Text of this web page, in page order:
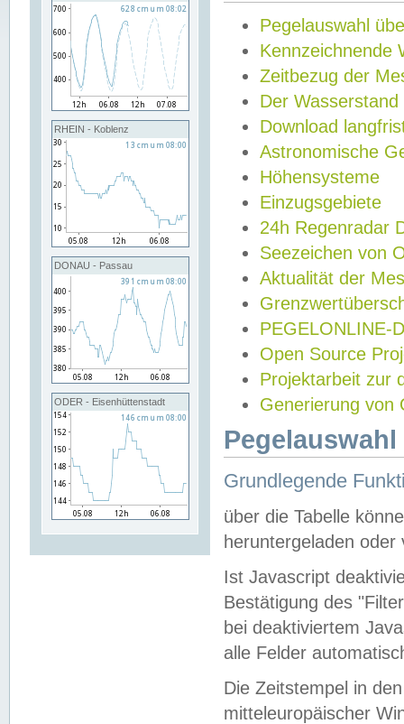
RHEIN - Koblenz
DONAU - Passau
ODER - Eisenhüttenstadt
Pegelauswahl
Kennzeichnende
Zeitbezug der
Der Wasserstand
Download
Astronomische
Höhensysteme
Einzugsgebiete
24h Regenradar
Seezeichen von
Aktualität der
PEGELONLINE-
Open Source
Projektarbeit zur
Generierung von
Grundlegende
über die Tabelle
heruntergeladen oder
Ist Javascript
Bestätigung des
bei deaktiviertem
alle Felder
Die Zeitstempel in
mitteleuropäischer